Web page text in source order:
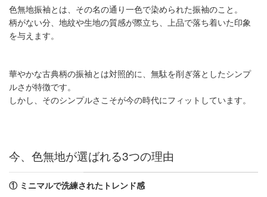
色無地振袖とは、その名の通り一色で染められた振袖のこと。
柄がない分、地紋や生地の質感が際立ち、上品で落ち着いた印象
を与えます。
華やかな古典柄の振袖とは対照的に、無駄を削ぎ落としたシンプ
ルさが特徴です。
しかし、そのシンプルさこそが今の時代にフィットしています。
今、色無地が選ばれる3つの理由
① ミニマルで洗練されたトレンド感